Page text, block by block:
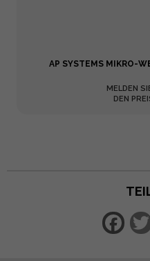
AP SYSTEMS MIKRO-
MELDEN
DEN